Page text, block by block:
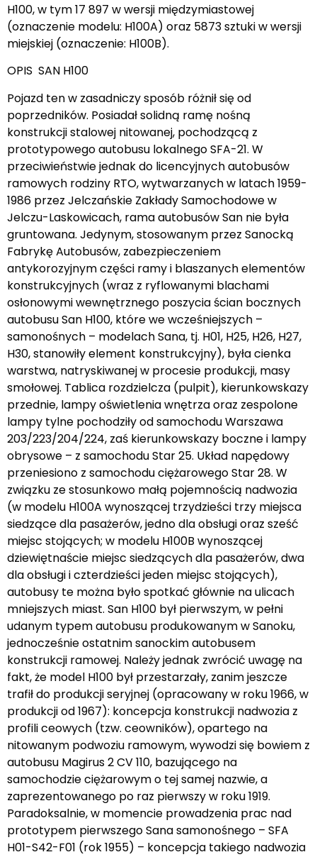
H100, w tym 17 897 w wersji międzymiastowej
(oznaczenie modelu: H100A) oraz 5873 sztuki w wersji
miejskiej (oznaczenie: H100B).
OPIS SAN H100
Pojazd ten w zasadniczy sposób różnił się od
poprzedników. Posiadał solidną ramę nośną
konstrukcji stalowej nitowanej, pochodzącą z
prototypowego autobusu lokalnego SFA-21. W
przeciwieństwie jednak do licencyjnych autobusów
ramowych rodziny RTO, wytwarzanych w latach 1959-
1986 przez Jelczańskie Zakłady Samochodowe w
Jelczu-Laskowicach, rama autobusów San nie była
gruntowana. Jedynym, stosowanym przez Sanocką
Fabrykę Autobusów, zabezpieczeniem
antykorozyjnym części ramy i blaszanych elementów
konstrukcyjnych (wraz z ryflowanymi blachami
osłonowymi wewnętrznego poszycia ścian bocznych
autobusu San H100, które we wcześniejszych –
samonośnych – modelach Sana, tj. H01, H25, H26, H27,
H30, stanowiły element konstrukcyjny), była cienka
warstwa, natryskiwanej w procesie produkcji, masy
smołowej. Tablica rozdzielcza (pulpit), kierunkowskazy
przednie, lampy oświetlenia wnętrza oraz zespolone
lampy tylne pochodziły od samochodu Warszawa
203/223/204/224, zaś kierunkowskazy boczne i lampy
obrysowe – z samochodu Star 25. Układ napędowy
przeniesiono z samochodu ciężarowego Star 28. W
związku ze stosunkowo małą pojemnością nadwozia
(w modelu H100A wynoszącej trzydzieści trzy miejsca
siedzące dla pasażerów, jedno dla obsługi oraz sześć
miejsc stojących; w modelu H100B wynoszącej
dziewiętnaście miejsc siedzących dla pasażerów, dwa
dla obsługi i czterdzieści jeden miejsc stojących),
autobusy te można było spotkać głównie na ulicach
mniejszych miast. San H100 był pierwszym, w pełni
udanym typem autobusu produkowanym w Sanoku,
jednocześnie ostatnim sanockim autobusem
konstrukcji ramowej. Należy jednak zwrócić uwagę na
fakt, że model H100 był przestarzały, zanim jeszcze
trafił do produkcji seryjnej (opracowany w roku 1966, w
produkcji od 1967): koncepcja konstrukcji nadwozia z
profili ceowych (tzw. ceowników), opartego na
nitowanym podwoziu ramowym, wywodzi się bowiem z
autobusu Magirus 2 CV 110, bazującego na
samochodzie ciężarowym o tej samej nazwie, a
zaprezentowanego po raz pierwszy w roku 1919.
Paradoksalnie, w momencie prowadzenia prac nad
prototypem pierwszego Sana samonośnego – SFA
H01-S42-F01 (rok 1955) – koncepcja takiego nadwozia